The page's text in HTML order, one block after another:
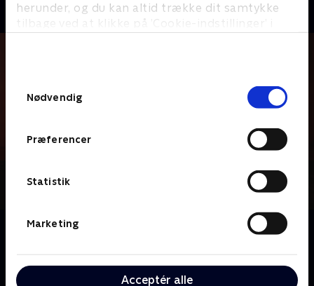
herunder, og du kan altid trække dit samtykke
tilbage ved at klikke på ’Cookie-indstillinger’ i
Nødvendig
Præferencer
Statistik
Marketing
Acceptér alle
Om Backyardigans
danser sammen med fem venner, der bringer
eventyret ind i deres egen baghave.